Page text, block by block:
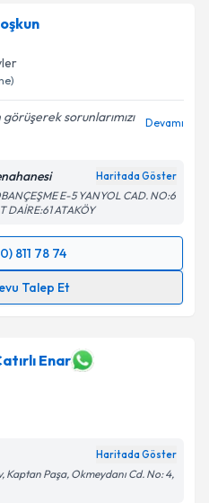
sorunlarımızı
Devamı
Haritada Göster
E-5 YANYOL CAD. NO:6
DAİRE:61 ATAKÖY
811 78 74
Talep Et
posta ile bilgilendireceğiz.
ilişkinAydınlatma
Enar
Haritada Göster
Kaptan Paşa, Okmeydanı Cd. No: 4,